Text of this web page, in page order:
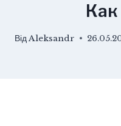
ВідAleksandr